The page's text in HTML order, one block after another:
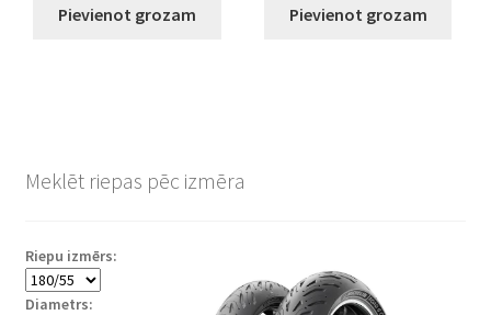
Pievienot grozam Pievienot grozam
Meklēt riepas pēc izmēra
Riepu izmērs:
Diametrs: